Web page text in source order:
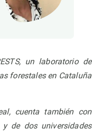
un laboratorio de
forestales en Cataluña
cuenta también con
de dos universidades